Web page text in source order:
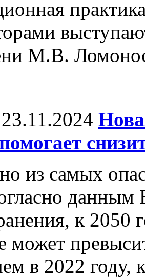
М.В.
23.11.2024
из самых
данным
к 2050
может
в 2022 году,